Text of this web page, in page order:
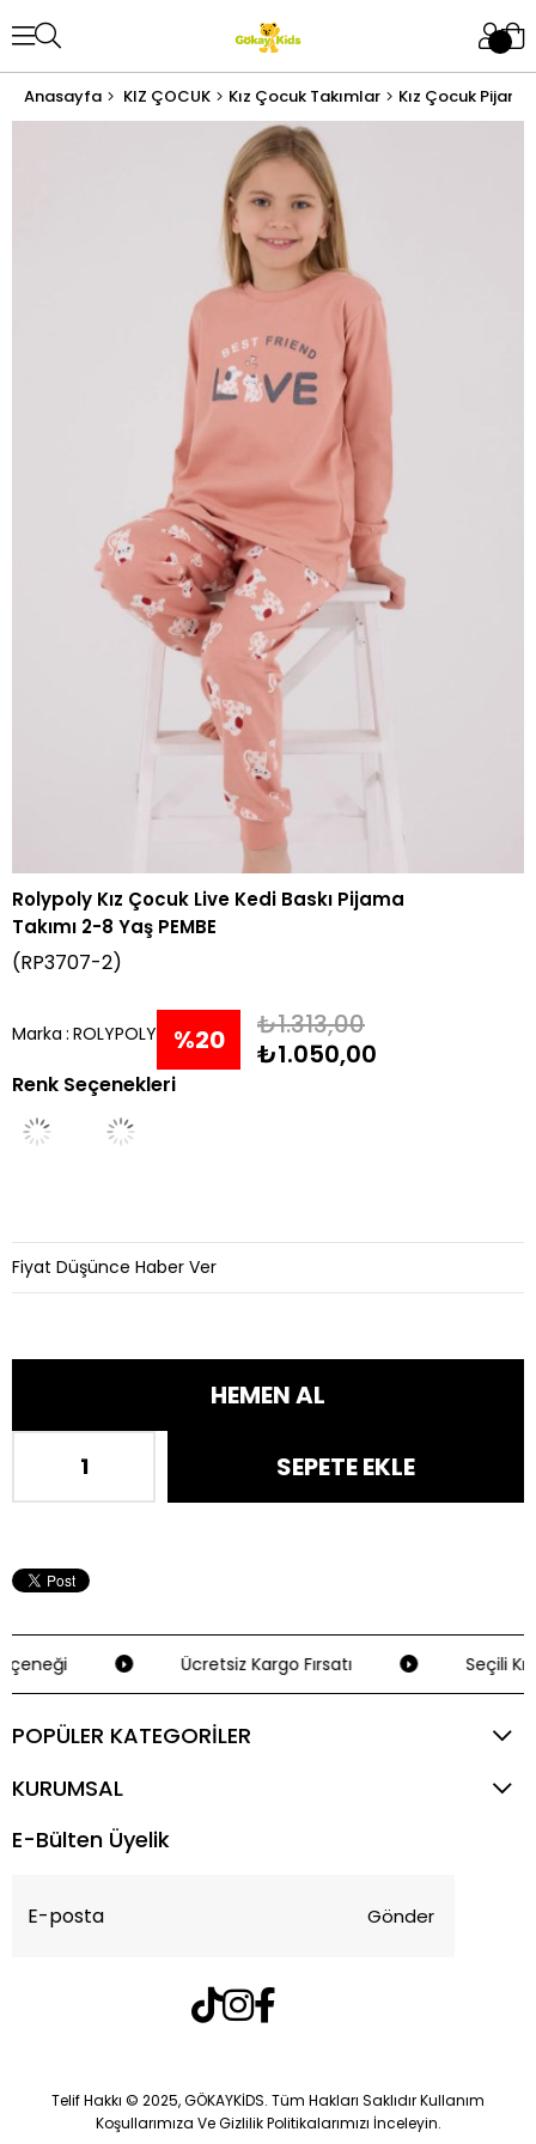
Anasayfa KIZ ÇOCUK Kız Çocuk Takımlar Kız Çocuk Pijama
Rolypoly Kız Çocuk Live Kedi Baskı Pijama
Takımı 2-8 Yaş PEMBE
(RP3707-2)
Marka : ROLYPOLY %20
İndirim
₺1.313,00
₺1.050,00
Renk Seçenekleri
Fiyat Düşünce Haber Ver
Ücretsiz Kargo Fırsatı Seçili
POPÜLER KATEGORİLER
KURUMSAL
E-Bülten Üyelik
Gönder
Telif Hakkı © 2025, GÖKAYKİDS. Tüm Hakları Saklıdır Kullanım
Koşullarımıza Ve Gizlilik Politikalarımızı İnceleyin.